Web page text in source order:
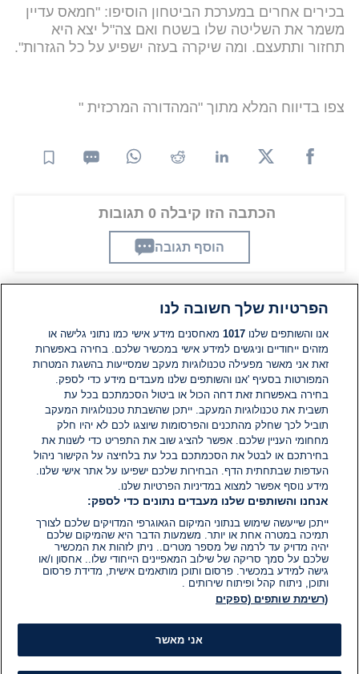
בכירים אחרים במערכת הביטחון הוסיפו: "חמאס עדיין
משמר את השליטה שלו בשטח ואם צה"ל יצא היא
תחזור ותתעצם. ומה שיקרה בעזה ישפיע על כל הגזרות".
צפו בדיווח המלא מתוך "המהדורה המרכזית "
הכתבה הזו קיבלה 0 תגובות
הוסף תגובה
תגובות
אין עדיין תגובות. היה הראשון להגיב
הוסף תגובה
הפרטיות שלך חשובה לנו
אנו והשותפים שלנו1017 מאחסנים מידע אישי כמו נתוני גלישה או
מזהים ייחודיים וניגשים למידע אישי במכשיר שלכם. בחירה באפשרות
זאת אני מאשר מפעילה טכנולוגיות מעקב שמסייעות בהשגת המטרות
המפורטות בסעיף 'אנו והשותפים שלנו מעבדים מידע כדי לספק.
בחירה באפשרות זאת דחה הכול או ביטול הסכמתכם בכל עת
תשבית את טכנולוגיות המעקב. ייתכן שהשבתת טכנולוגיות המעקב
תוביל לכך שחלק מהתכנים והפרסומות שיוצגו לכם לא יהיו חלק
מחחומי העניין שלכם. אפשר להציג שוב את התפריט כדי לשנות את
בחירתכם או לבטל את הסכמתכם בכל עת בלחיצה על הקישור ניהול
העדפות שבתחתית הדף. הבחירות שלכם ישפיעו על אתר אישי שלנו.
מידע נוסף אפשר למצוא במדיניות הפרטיות שלנו.
אנחנו והשותפים שלנו מעבדים נתונים כדי לספק:
ייתכן שייעשה שימוש בנתוני המיקום הגאוגרפי המדויקים שלכם לצורך
תמיכה במטרה אחת או יותר. משמעות הדבר היא שהמיקום שלכם
יהיה מדויק עד לרמה של מספר מטרים.. ניתן לזהות את המכשיר
שלכם על סמך סריקה של שילוב המאפיינים הייחודי שלו.. אחסון ו/או
גישה למידע במכשיר. פרסום ותוכן מותאמים אישית, מדידת פרסום
ותוכן, ניתוח קהל ופיתוח שירותים .
(רשימת שותפים (ספקים
אני מאשר